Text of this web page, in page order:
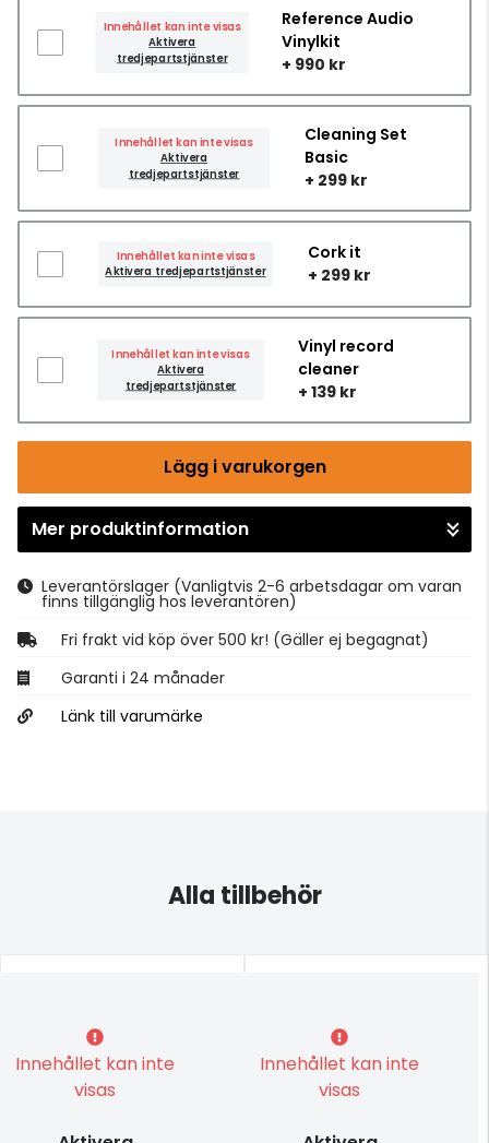
Innehållet kan inte visas
Aktivera
tredjepartstjänster
Reference Audio
Vinylkit
+ 990 kr
Innehållet kan inte visas
Aktivera
tredjepartstjänster
Cleaning Set
Basic
+ 299 kr
Innehållet kan inte visas
Aktivera tredjepartstjänster
Cork it
+ 299 kr
Innehållet kan inte visas
Aktivera
tredjepartstjänster
Vinyl record
cleaner
+ 139 kr
Lägg i varukorgen
Gå till kassan
Mer produktinformation
Leverantörslager (Vanligtvis 2-6 arbetsdagar om varan
finns tillgänglig hos leverantören)
Fri frakt vid köp över 500 kr! (Gäller ej begagnat)
Garanti i 24 månader
Länk till varumärke
Alla tillbehör
Innehållet kan inte
visas
Innehållet kan inte
visas